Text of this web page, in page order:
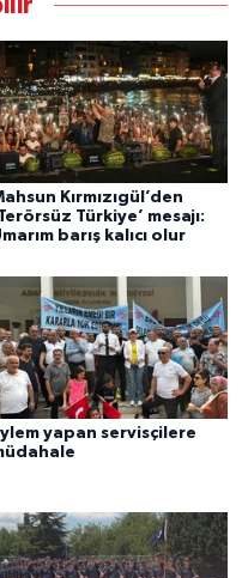
Kırmızıgül’den
Türkiye’ mesajı:
barış kalıcı olur
yapan servisçilere